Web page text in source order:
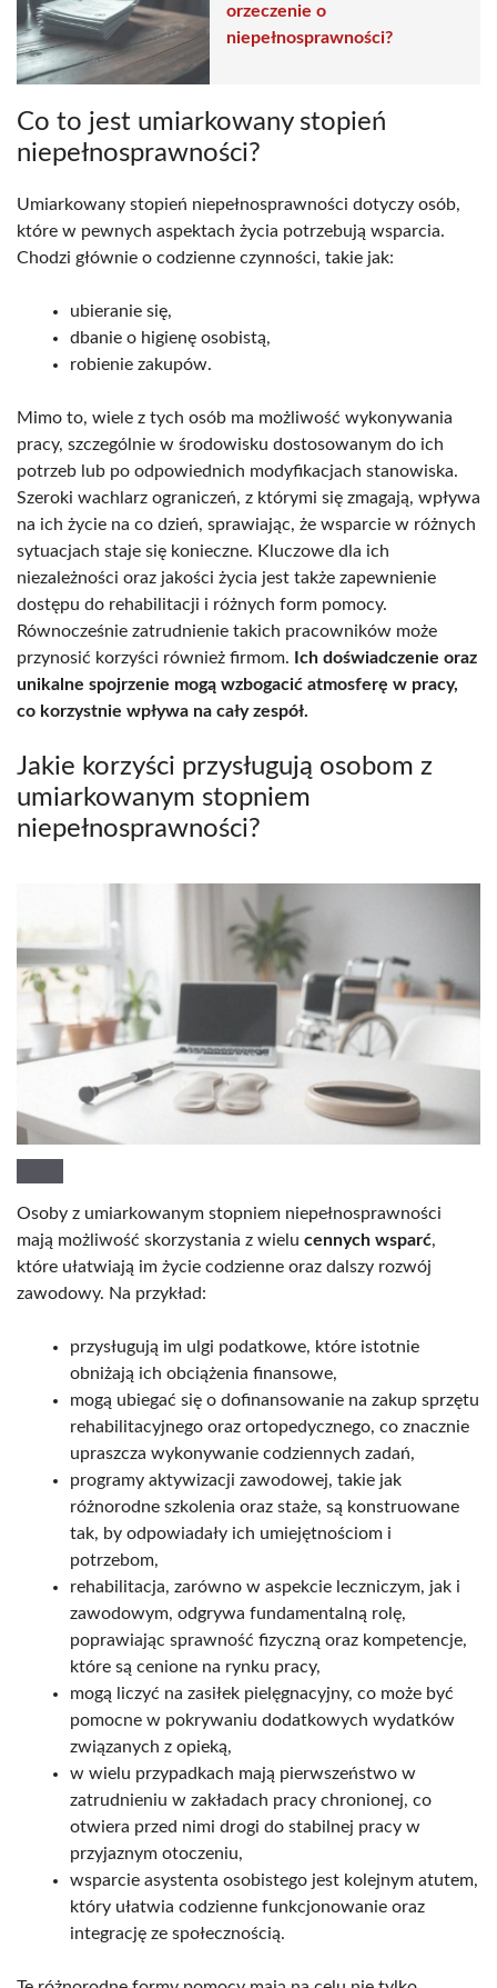
orzeczenie o
niepełnosprawności?
Co to jest umiarkowany stopień
niepełnosprawności?
Umiarkowany stopień niepełnosprawności dotyczy osób,
które w pewnych aspektach życia potrzebują wsparcia.
Chodzi głównie o codzienne czynności, takie jak:
ubieranie się,
dbanie o higienę osobistą,
robienie zakupów.
Mimo to, wiele z tych osób ma możliwość wykonywania
pracy, szczególnie w środowisku dostosowanym do ich
potrzeb lub po odpowiednich modyfikacjach stanowiska.
Szeroki wachlarz ograniczeń, z którymi się zmagają, wpływa
na ich życie na co dzień, sprawiając, że wsparcie w różnych
sytuacjach staje się konieczne. Kluczowe dla ich
niezależności oraz jakości życia jest także zapewnienie
dostępu do rehabilitacji i różnych form pomocy.
Równocześnie zatrudnienie takich pracowników może
przynosić korzyści również firmom.
Ich doświadczenie oraz
unikalne spojrzenie mogą wzbogacić atmosferę w pracy,
co korzystnie wpływa na cały zespół.
Jakie korzyści przysługują osobom z
umiarkowanym stopniem
niepełnosprawności?
Osoby z umiarkowanym stopniem niepełnosprawności
mają możliwość skorzystania z wielu cennych wsparć,
które ułatwiają im życie codzienne oraz dalszy rozwój
zawodowy. Na przykład:
przysługują im ulgi podatkowe, które istotnie
obniżają ich obciążenia finansowe,
mogą ubiegać się o dofinansowanie na zakup sprzętu
rehabilitacyjnego oraz ortopedycznego, co znacznie
upraszcza wykonywanie codziennych zadań,
programy aktywizacji zawodowej, takie jak
różnorodne szkolenia oraz staże, są konstruowane
tak, by odpowiadały ich umiejętnościom i
potrzebom,
rehabilitacja, zarówno w aspekcie leczniczym, jak i
zawodowym, odgrywa fundamentalną rolę,
poprawiając sprawność fizyczną oraz kompetencje,
które są cenione na rynku pracy,
mogą liczyć na zasiłek pielęgnacyjny, co może być
pomocne w pokrywaniu dodatkowych wydatków
związanych z opieką,
w wielu przypadkach mają pierwszeństwo w
zatrudnieniu w zakładach pracy chronionej, co
otwiera przed nimi drogi do stabilnej pracy w
przyjaznym otoczeniu,
wsparcie asystenta osobistego jest kolejnym atutem,
który ułatwia codzienne funkcjonowanie oraz
integrację ze społecznością.